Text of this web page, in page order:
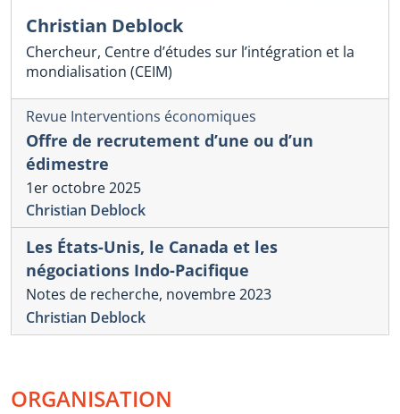
Christian Deblock
Chercheur, Centre d’études sur l’intégration et la
mondialisation (CEIM)
Revue Interventions économiques
Offre de recrutement d’une ou d’un
édimestre
1er octobre 2025
Christian Deblock
Les États-Unis, le Canada et les
négociations Indo-Pacifique
Notes de recherche, novembre 2023
Christian Deblock
ORGANISATION